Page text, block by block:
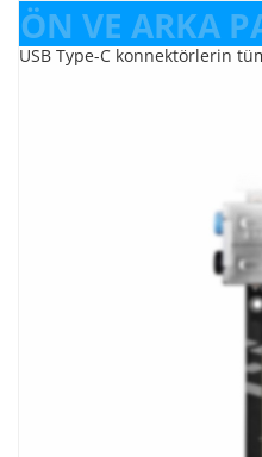
ÖN VE ARKA
USB Type-C konnektörlerin